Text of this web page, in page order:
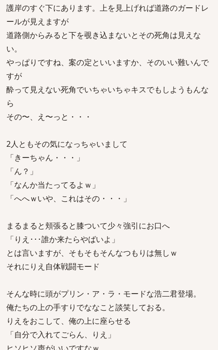
護岸のすぐ下にあります。上を見上げれば道路のガードレ
ールが見えますが
道路側からみると下を覗き込まないとその死角は見えな
い。
やっぱりですね、案の定といいますか、そのいい難いんで
すが
酔って見えない死角でいちゃいちゃキスでもしようもんな
ら
その〜、え〜っと・・・
2人ともその気になっちゃいまして
「きーちゃん・・・」
「ん？」
「なんか当たってるよｗ」
「へへｗいや、これはその・・・」
まるまると頬張ると膝ついて少々強引にお口へ
「りえ･･･誰か来たらやばいよ」
とは言いますが、そもそもそんなつもりは無しｗ
それにりえ自体戦闘モード
そんな時に頭がプリン・ア・ラ・モードな浩二君登場。
俺たちの上の手すりでななこと談笑しておる。
りえをおこして、俺の上に座らせる
「自分で入れてごらん、りえ」